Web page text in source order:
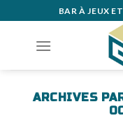
content
BAR À JEUX
ARCHIVES